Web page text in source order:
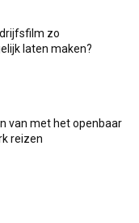
zo
laten maken?
van met het openbaar
reizen